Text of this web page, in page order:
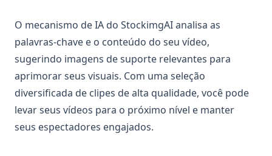
O mecanismo de IA do StockimgAI analisa as
palavras-chave e o conteúdo do seu vídeo,
sugerindo imagens de suporte relevantes para
aprimorar seus visuais. Com uma seleção
diversificada de clipes de alta qualidade, você pode
levar seus vídeos para o próximo nível e manter
seus espectadores engajados.